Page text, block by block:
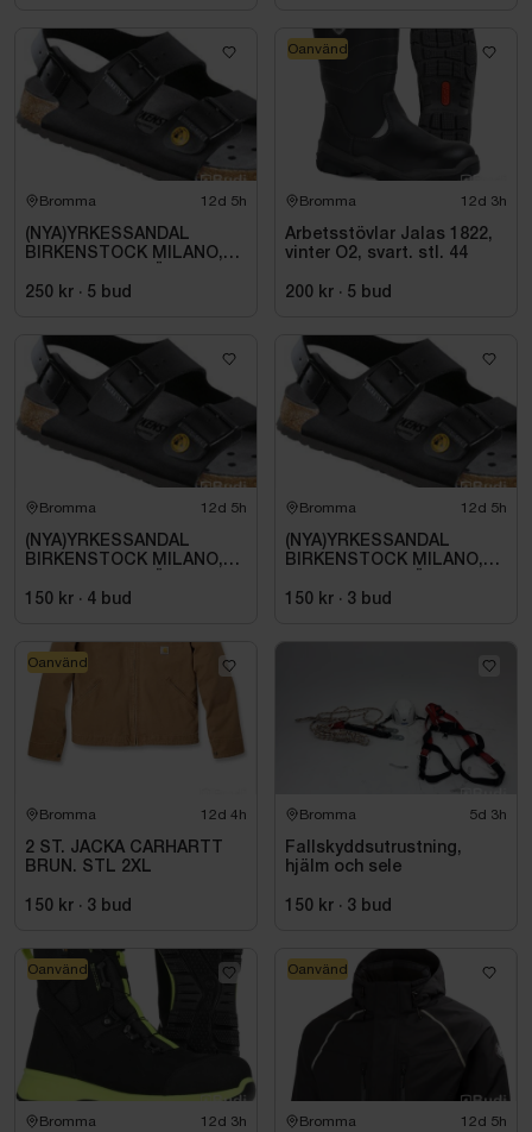
Bromma 12d 5h
(NYA)YRKESSANDAL
BIRKENSTOCK MILANO,
SVART. STL 42
250 kr · 5 bud
Bromma 12d 3h
Arbetsstövlar Jalas 1822,
vinter O2, svart. stl. 44
200 kr · 5 bud
Oanvänd
Bromma 12d 5h
(NYA)YRKESSANDAL
BIRKENSTOCK MILANO,
SVART. STL 42
150 kr · 4 bud
Bromma 12d 5h
(NYA)YRKESSANDAL
BIRKENSTOCK MILANO,
SVART. STL 42
150 kr · 3 bud
Bromma 12d 4h
2 ST. JACKA CARHARTT
BRUN. STL 2XL
150 kr · 3 bud
Oanvänd
Bromma 5d 3h
Fallskyddsutrustning,
hjälm och sele
150 kr · 3 bud
Bromma 12d 3h
Oanvänd
Bromma 12d 5h
Oanvänd